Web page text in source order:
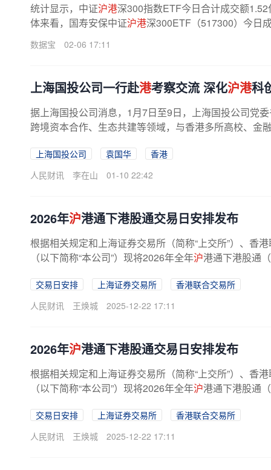
统计显示，中证沪港深300指数ETF今日合计成交额
体来看，国寿安保中证沪港深300ETF（517300）今日
数据宝 02-06 17:11
上海国投公司一行赴港考察交流 深化沪港科
据上海国投公司消息，1月7日至9日，上海国投公司党
跨境资本合作、生态共建等领域，与香港多所高校、金
上海国投公司 袁国华
香港
人民财讯
李在山 01-10 22:42
2026年沪港通下港股通交易日安排发布
根据相关规定和上海证券交易所（简称“上交所”）、香
（以下简称“本公司”）现将2026年全年沪港通下港股通
交易日安排 上海证券交易所
香港联合交易所
人民财讯
王焕城 2025-12-22 17:11
2026年沪港通下港股通交易日安排发布
根据相关规定和上海证券交易所（简称“上交所”）、香
（以下简称“本公司”）现将2026年全年沪港通下港股通
交易日安排 上海证券交易所
香港联合交易所
人民财讯
王焕城 2025-12-22 17:11